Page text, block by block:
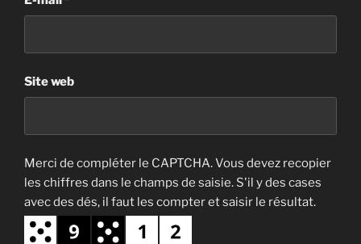
Site web
Merci de compléter le CAPTCHA. Vous devez recopier
les chiffres dans le champs de saisie. S'il y des cases
avec des dés, il faut les compter et saisir le résultat.